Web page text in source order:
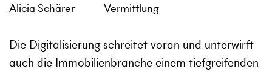
Alicia Schärer Vermittlung
Die Digitalisierung schreitet voran und unterwirft
auch die Immobilienbranche einem tiefgreifenden